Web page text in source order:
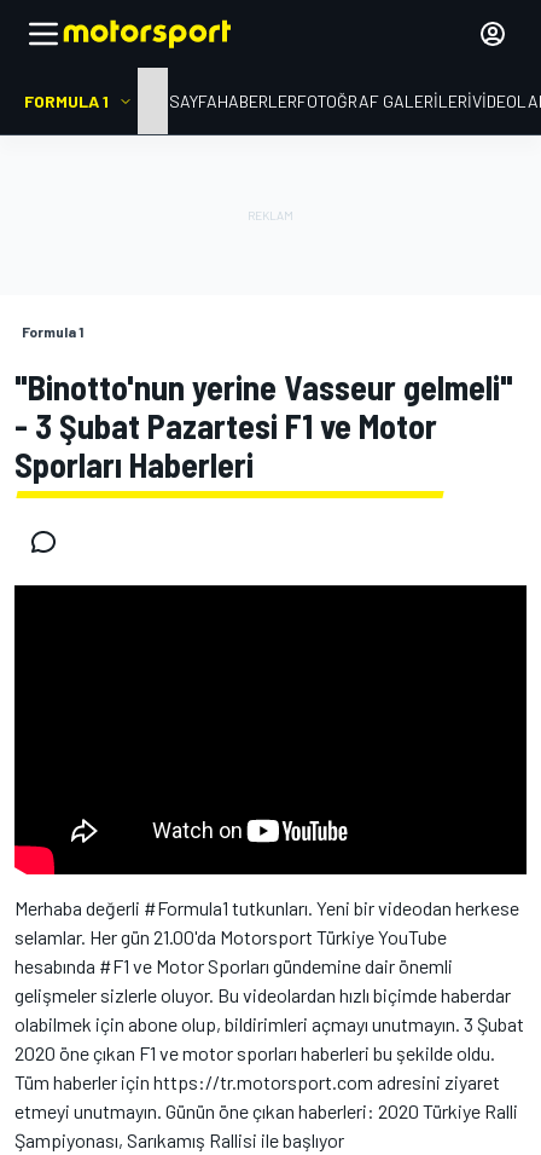
FORMULA 1 ANA SAYFAHABERLERFOTOĞRAF GALERILERI
Formula 1
"Binotto'nun yerine Vasseur gelmeli"
- 3 Şubat Pazartesi F1 ve Motor
Sporları Haberleri
Merhaba değerli #Formula1 tutkunları. Yeni bir videodan herkese
selamlar. Her gün 21.00'da Motorsport Türkiye YouTube
hesabında #F1 ve Motor Sporları gündemine dair önemli
gelişmeler sizlerle oluyor. Bu videolardan hızlı biçimde haberdar
olabilmek için abone olup, bildirimleri açmayı unutmayın. 3 Şubat
2020 öne çıkan F1 ve motor sporları haberleri bu şekilde oldu.
Tüm haberler için https://tr.motorsport.com adresini ziyaret
etmeyi unutmayın. Günün öne çıkan haberleri: 2020 Türkiye Ralli
Şampiyonası, Sarıkamış Rallisi ile başlıyor